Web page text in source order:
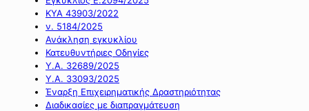
ΚΥΑ 43903/2022
ν. 5184/2025
Ανάκληση εγκυκλίου
Κατευθυντήριες Οδηγίες
Υ.Α. 32689/2025
Υ.Α. 33093/2025
Έναρξη Επιχειρηματικής Δραστηριότητας
Διαδικασίες με διαπραγμάτευση